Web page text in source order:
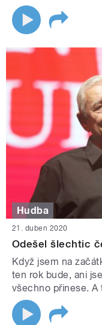
Hudba
21. duben 2020
Odešel šlechtic
Když jsem na
ten rok bude, ani
všechno přinese. A